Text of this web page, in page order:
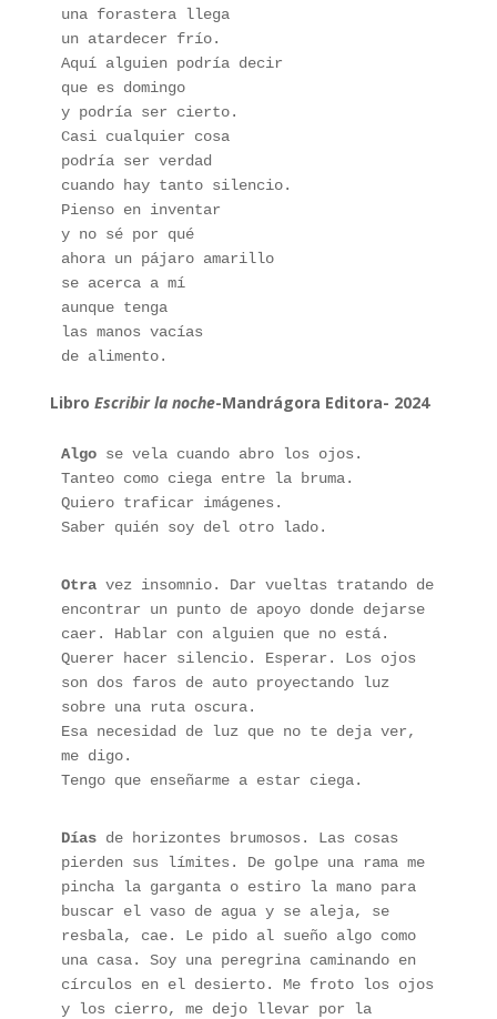
una forastera llega
un atardecer frío.
Aquí alguien podría decir
que es domingo
y podría ser cierto.
Casi cualquier cosa
podría ser verdad
cuando hay tanto silencio.
Pienso en inventar
y no sé por qué
ahora un pájaro amarillo
se acerca a mí
aunque tenga
las manos vacías
de alimento.
Libro Escribir la noche-Mandrágora Editora- 2024
Algo se vela cuando abro los ojos.
Tanteo como ciega entre la bruma.
Quiero traficar imágenes.
Saber quién soy del otro lado.
Otra vez insomnio. Dar vueltas tratando de
encontrar un punto de apoyo donde dejarse
caer. Hablar con alguien que no está.
Querer hacer silencio. Esperar. Los ojos
son dos faros de auto proyectando luz
sobre una ruta oscura.
Esa necesidad de luz que no te deja ver,
me digo.
Tengo que enseñarme a estar ciega.
Días de horizontes brumosos. Las cosas
pierden sus límites. De golpe una rama me
pincha la garganta o estiro la mano para
buscar el vaso de agua y se aleja, se
resbala, cae. Le pido al sueño algo como
una casa. Soy una peregrina caminando en
círculos en el desierto. Me froto los ojos
y los cierro, me dejo llevar por la